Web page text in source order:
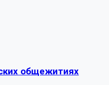
общежитиях